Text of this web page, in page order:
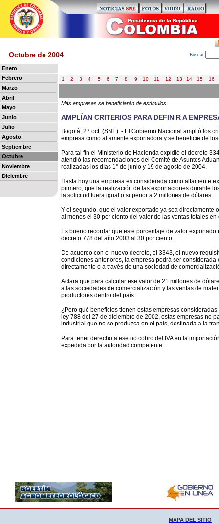
Octubre de 2004 Buscar
Enero
Febrero
Marzo
Abril
Mayo
Junio
Julio
Agosto
Septiembre
Octubre
Noviembre
Diciembre
1 2 3 4 5 6 7 8 9 10 11 12 13 14 15 16
Más empresas se beneficiarán de estímulos
AMPLÍAN CRITERIOS PARA DEFINIR A
Bogotá, 27 oct. (SNE). - El Gobierno Nacional amplió los
empresa como altamente exportadora y se beneficie de
Para tal fin el Ministerio de Hacienda expidió el decreto
atendió las recomendaciones del Comité de Asuntos
realizadas los días 1° de junio y 19 de agosto de 2004.
Hasta hoy una empresa es considerada como altamente
primero, que la realización de las exportaciones durante
la solicitud fuera igual o superior a 2 millones de dólares.
Y el segundo, que el valor exportado ya sea directamente
al menos el 30 por ciento del valor de las ventas totales en
Es bueno recordar que este porcentaje de valor
decreto 778 del año 2003 al 30 por ciento.
De acuerdo con el nuevo decreto, el 3343, el nuevo
condiciones anteriores, la empresa podrá ser
directamente o a través de una sociedad de
Aclara que para calcular ese valor de 21 millones de
a las sociedades de comercialización y las ventas de
productores dentro del país.
¿Pero qué beneficios tienen estas empresas
ley 788 del 27 de diciembre de 2002, estas empresas no
industrial que no se produzca en el país, destinada a la
Para tener derecho a ese no cobro del IVA en la
expedida por la autoridad competente.
MAPA DEL SITIO